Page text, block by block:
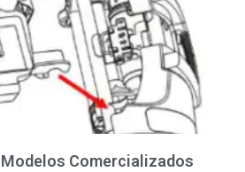
Comercializados